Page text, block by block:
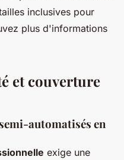
inclusives pour
plus d'informations
et couverture
automatisés en
exige une